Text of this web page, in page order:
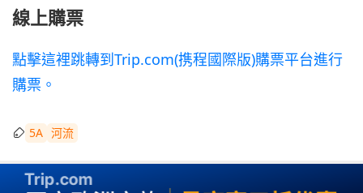
線上購票
點擊這裡跳轉到Trip.com(携程國際版)購票平台進行
購票。
5A 河流